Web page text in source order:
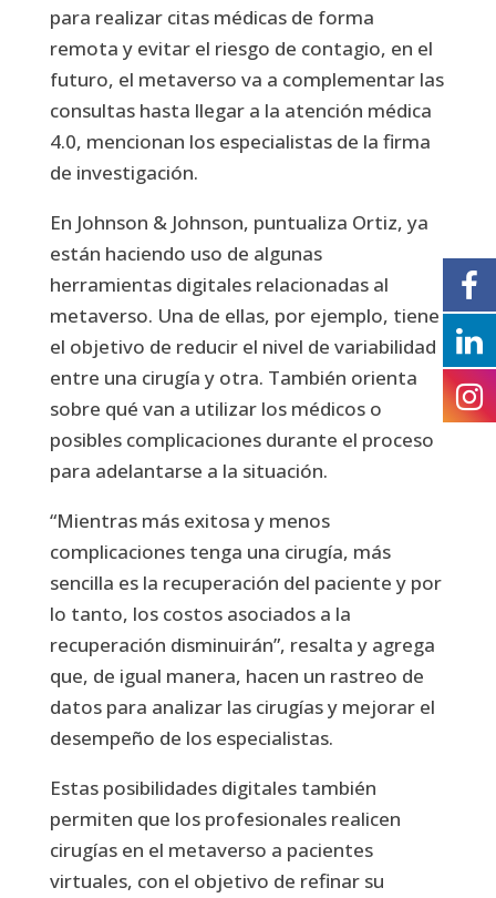
para realizar citas médicas de forma
remota y evitar el riesgo de contagio, en el
futuro, el metaverso va a complementar las
consultas hasta llegar a la atención médica
4.0, mencionan los especialistas de la firma
de investigación.
En Johnson & Johnson, puntualiza Ortiz, ya
están haciendo uso de algunas
herramientas digitales relacionadas al
metaverso. Una de ellas, por ejemplo, tiene
el objetivo de reducir el nivel de variabilidad
entre una cirugía y otra. También orienta
sobre qué van a utilizar los médicos o
posibles complicaciones durante el proceso
para adelantarse a la situación.
“Mientras más exitosa y menos
complicaciones tenga una cirugía, más
sencilla es la recuperación del paciente y por
lo tanto, los costos asociados a la
recuperación disminuirán”, resalta y agrega
que, de igual manera, hacen un rastreo de
datos para analizar las cirugías y mejorar el
desempeño de los especialistas.
Estas posibilidades digitales también
permiten que los profesionales realicen
cirugías en el metaverso a pacientes
virtuales, con el objetivo de refinar su